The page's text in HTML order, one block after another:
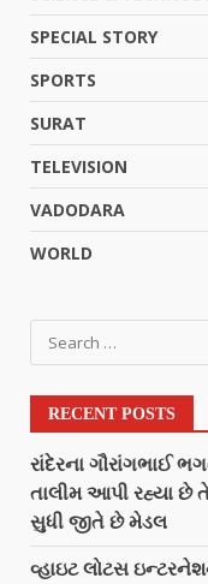
SPECIAL STORY
SPORTS
SURAT
TELEVISION
VADODARA
WORLD
RECENT POSTS
રાંદેરના ગૌરાંગભાઈ
તાલીમ આપી રહ્યા છે
સુધી જીતે છે મેડલ
વ્હાઇટ લોટસ